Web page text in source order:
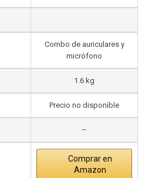
Combo de auriculares y
micrófono
1.6 kg
Precio no disponible
–
Comprar en
Amazon